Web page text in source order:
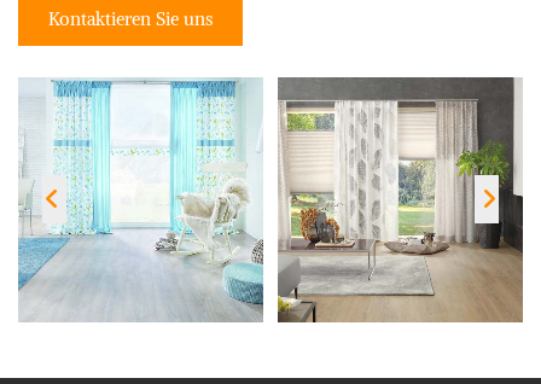
Kontaktieren Sie uns